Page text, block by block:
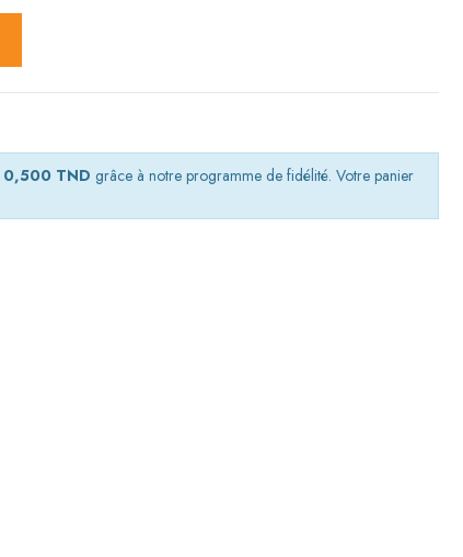
0,500 TND grâce à notre programme de fidélité. Votre panier